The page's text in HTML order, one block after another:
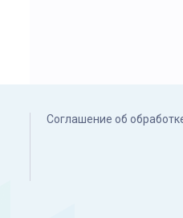
Соглашение об